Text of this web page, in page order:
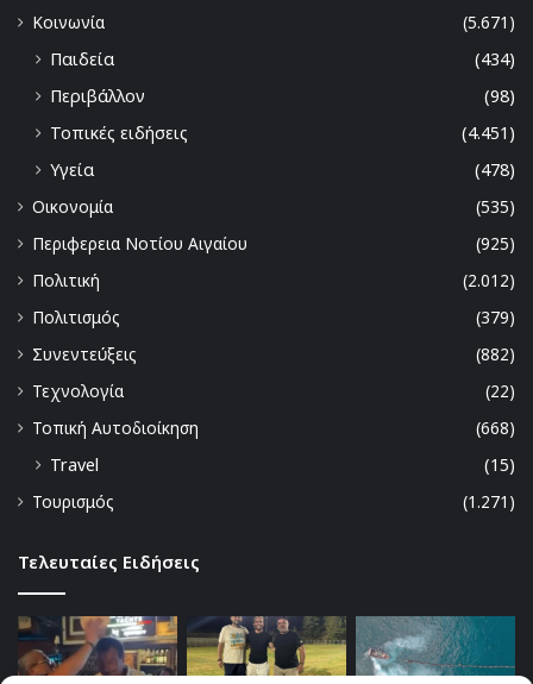
Κοινωνία
(5.671)
Παιδεία
(434)
Περιβάλλον
(98)
Τοπικές ειδήσεις
(4.451)
Υγεία
(478)
Οικονομία
(535)
Περιφερεια Νοτίου Αιγαίου
(925)
Πολιτική
(2.012)
Πολιτισμός
(379)
Συνεντεύξεις
(882)
Τεχνολογία
(22)
Τοπική Αυτοδιοίκηση
(668)
Travel
(15)
Τουρισμός
(1.271)
Τελευταίες Ειδήσεις